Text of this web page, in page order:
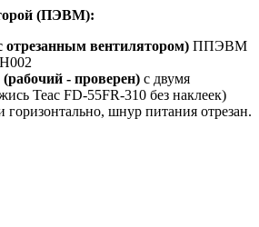
(ПЭВМ):
отрезанным вентилятором) ППЭВМ
(рабочий - проверен) c двумя
Teac FD-55FR-310 без наклеек)
шнур питания отрезан.